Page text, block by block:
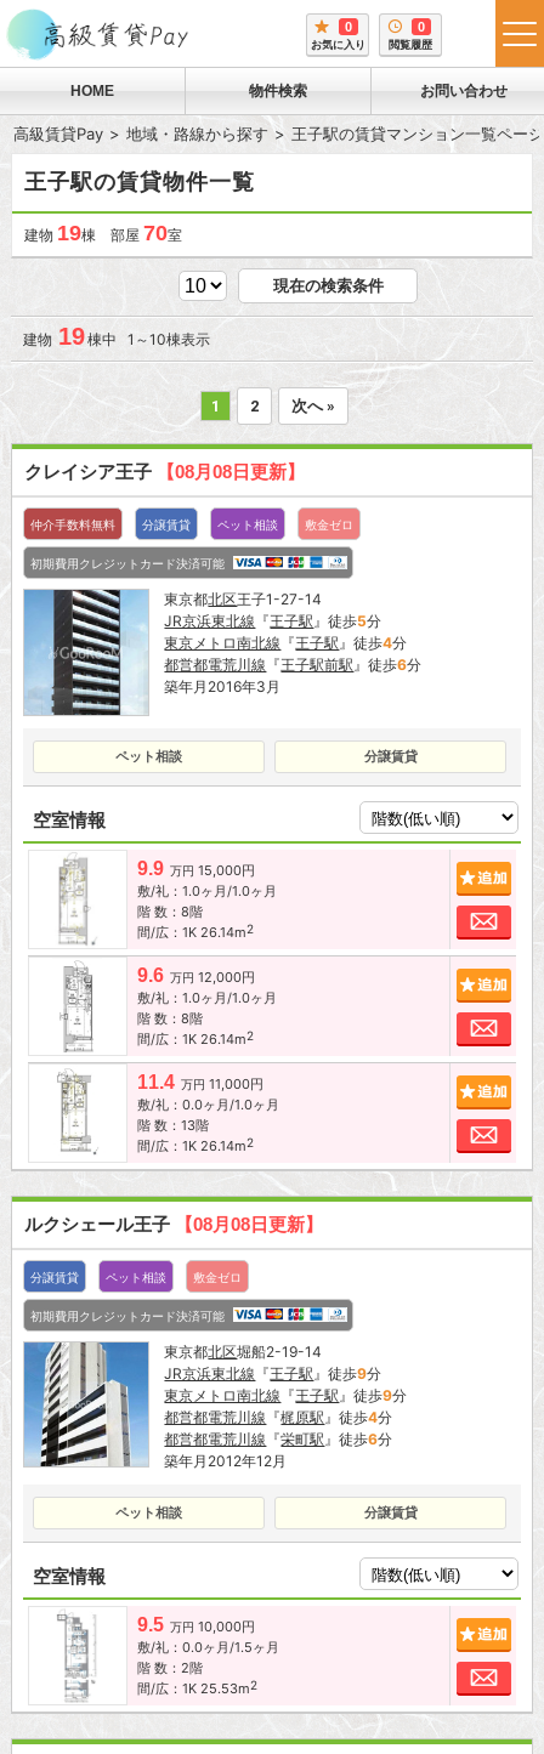
0
お気に入り
0
閲覧履歴
HOME 物件検索 お問い合わせ
高級賃貸Pay 地域・路線から探す 王子駅の賃貸マンション一覧ページ
王子駅の賃貸物件一覧
建物 19棟 部屋 70室
現在の検索条件
建物 19棟中 1～10棟表示
1 2 次へ »
クレイシア王子 【08月08日更新】
仲介手数料無料 分譲賃貸 ペット相談 敷金ゼロ
初期費用クレジットカード決済可能
東京都北区王子1-27-14
JR京浜東北線 『王子駅』徒歩5分
東京メトロ南北線 『王子駅』徒歩4分
都営都電荒川線 『王子駅前駅』徒歩6分
築年月2016年3月
ペット相談 分譲賃貸
空室情報
9.9 万円 15,000円
敷/礼：1.0ヶ月/1.0ヶ月
階 数：8階
間/広：1K 26.14m2
お
9.6 万円 12,000円
敷/礼：1.0ヶ月/1.0ヶ月
階 数：8階
間/広：1K 26.14m2
お
11.4 万円 11,000円
敷/礼：0.0ヶ月/1.0ヶ月
階 数：13階
間/広：1K 26.14m2
お
ルクシェール王子 【08月08日更新】
分譲賃貸 ペット相談 敷金ゼロ
初期費用クレジットカード決済可能
東京都北区堀船2-19-14
JR京浜東北線 『王子駅 』徒歩9分
東京メトロ南北線 『王子駅 』徒歩9分
都営都電荒川線 『梶原駅 』徒歩4分
都営都電荒川線 『栄町駅 』徒歩6分
築年月2012年12月
ペット相談 分譲賃貸
空室情報
9.5 万円 10,000円
敷/礼：0.0ヶ月/1.5ヶ月
階 数：2階
間/広：1K 25.53m2
お